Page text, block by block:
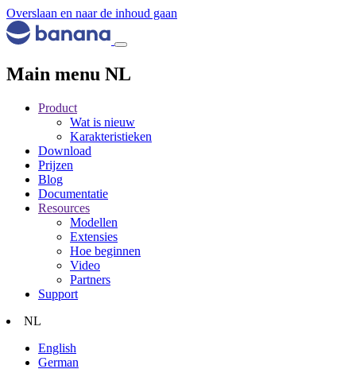
Overslaan en naar de inhoud gaan
Main menu NL
Product
Wat is nieuw
Karakteristieken
Download
Prijzen
Blog
Documentatie
Resources
Modellen
Extensies
Hoe beginnen
Video
Partners
Support
NL
English
German